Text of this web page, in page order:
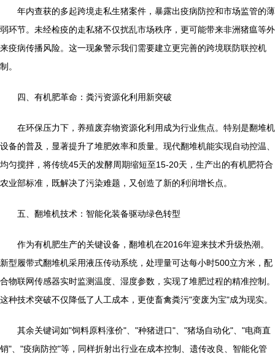
年内查获的多起跨境走私生猪案件，暴露出疫病防控和市场监管的薄
弱环节。未经检疫的走私猪不仅扰乱市场秩序，更可能带来非洲猪瘟等外
来疫病传播风险。这一现象警示我们需要建立更完善的跨境联防联控机
制。
四、有机肥革命：粪污资源化利用新突破
在环保压力下，养殖废弃物资源化利用成为行业焦点。特别是翻堆机
设备的普及，显著提升了堆肥效率和质量。现代翻堆机能实现自动控温、
均匀搅拌，将传统45天的发酵周期缩短至15-20天，生产出的有机肥符合
农业部标准，既解决了污染难题，又创造了新的利润增长点。
五、翻堆机技术：智能化装备驱动绿色转型
作为有机肥生产的关键设备，翻堆机在2016年迎来技术升级热潮。
新型履带式翻堆机采用液压传动系统，处理量可达每小时500立方米，配
合物联网传感器实时监测温度、湿度参数，实现了堆肥过程的精准控制。
这种技术突破不仅降低了人工成本，更使畜禽粪污"变废为宝"成为现实。
其余关键词如"饲料原料涨价"、"种猪进口"、"猪场自动化"、"电商直
销"、"疫病防控"等，同样折射出行业在成本控制、遗传改良、智能化管